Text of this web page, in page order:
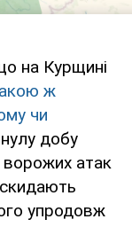
на Курщині
ж
чи
добу
ворожих атак
упродовж